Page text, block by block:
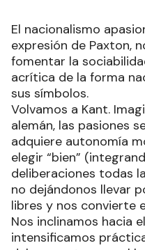
El nacionalismo
expresión de Paxton,
fomentar la
acrítica de la forma
sus símbolos.
Volvamos a Kant.
alemán, las pasiones
adquiere autonomía
elegir “bien”
deliberaciones todas
no dejándonos llevar
libres y nos convierte
Nos inclinamos hacia
intensificamos